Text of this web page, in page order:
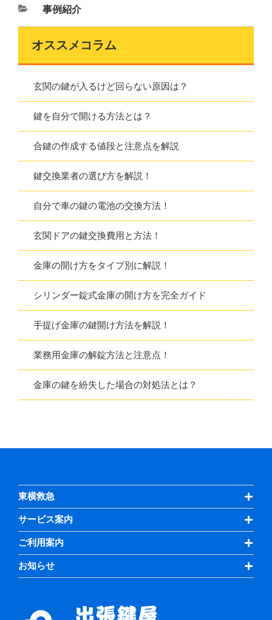
事例紹介
オススメコラム
玄関の鍵が入るけど回らない原因は？
鍵を自分で開ける方法とは？
合鍵の作成する値段と注意点を解説
鍵交換業者の選び方を解説！
自分で車の鍵の電池の交換方法！
玄関ドアの鍵交換費用と方法！
金庫の開け方をタイプ別に解説！
シリンダー錠式金庫の開け方を完全ガイド
手提げ金庫の鍵開け方法を解説！
業務用金庫の解錠方法と注意点！
金庫の鍵を紛失した場合の対処法とは？
東横救急
サービス案内
ご利用案内
お知らせ